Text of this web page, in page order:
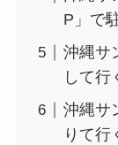
P」で
沖縄サ
して行
沖縄サ
りて行